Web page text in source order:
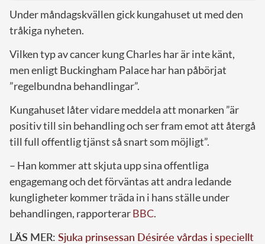
Under måndagskvällen gick kungahuset ut med den
tråkiga nyheten.
Vilken typ av cancer kung Charles har är inte känt,
men enligt Buckingham Palace har han påbörjat
”regelbundna behandlingar”.
Kungahuset låter vidare meddela att monarken ”är
positiv till sin behandling och ser fram emot att återgå
till full offentlig tjänst så snart som möjligt”.
– Han kommer att skjuta upp sina offentliga
engagemang och det förväntas att andra ledande
kungligheter kommer träda in i hans ställe under
behandlingen, rapporterarBBC.
LÄS MER: Sjuka prinsessan Désirée vårdas i speciellt